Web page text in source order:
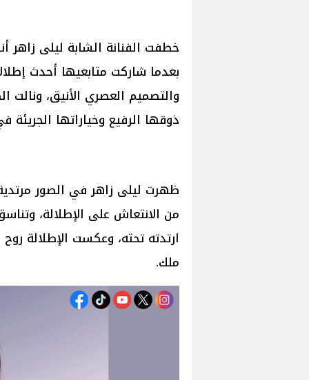
خطفت الفنانة الشابة ليلى زاهر
بعدما شاركت متابعيها أحدث
والتصميم العصري الأنيق، ونالت
ذوقها الرفيع وخياراتها الجريئة
ظهرت ليلى زاهر في الصور
من الانتعاش على الإطلالة،
ارتدته تحته، وعكست الإطلالة
ملك.